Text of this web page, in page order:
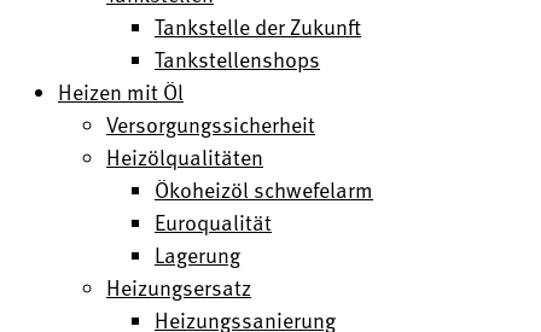
Tankstelle der Zukunft
Tankstellenshops
Heizen mit Öl
Versorgungssicherheit
Heizölqualitäten
Ökoheizöl schwefelarm
Euroqualität
Lagerung
Heizungsersatz
Heizungssanierung